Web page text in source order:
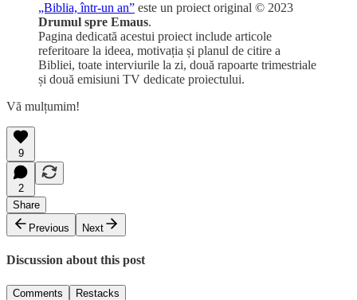
„Biblia, într-un an” este un proiect original © 2023
Drumul spre Emaus.
Pagina dedicată acestui proiect include articole
referitoare la ideea, motivația și planul de citire a
Bibliei, toate interviurile la zi, două rapoarte trimestriale
și două emisiuni TV dedicate proiectului.
Vă mulțumim!
9
2
Share
Previous
Next
Discussion about this post
Comments Restacks